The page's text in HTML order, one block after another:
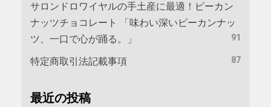
サロンドロワイヤルの手土産に最適！ピーカン
ナッツチョコレート 「味わい深いピーカンナッ
ツ、一口で心が踊る。」
91
特定商取引法記載事項 87
最近の投稿